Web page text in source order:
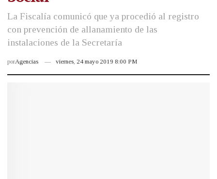
La Fiscalía comunicó que ya procedió al registro
con prevención de allanamiento de las
instalaciones de la Secretaría
porAgencias viernes, 24 mayo 2019 8:00 PM